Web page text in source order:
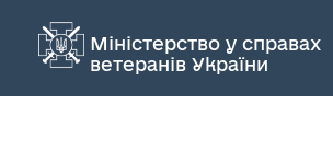
Міністерство у справах
ветеранів України